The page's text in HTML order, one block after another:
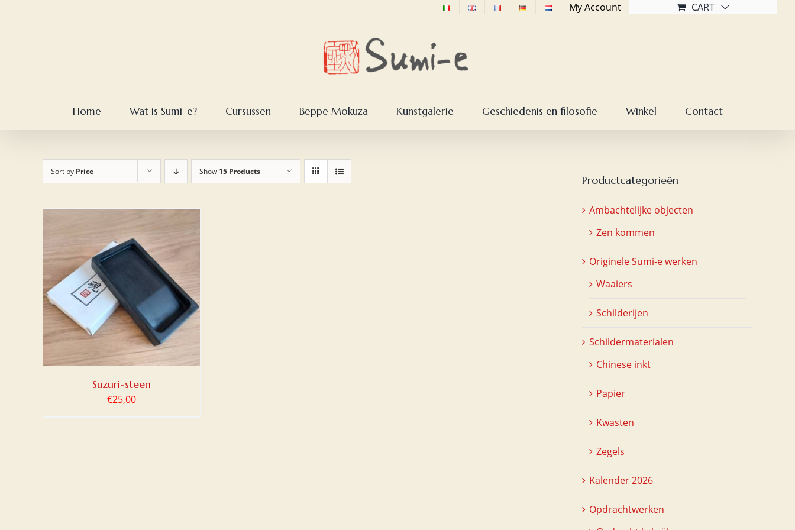
My Account CART
Home Wat is Sumi-e? Cursussen Beppe Mokuza Kunstgalerie Geschiedenis en filosofie Winkel Contact
Sort by Price Show 15 Products
Suzuri-steen
€25,00
Productcategorieën
Ambachtelijke objecten
Zen kommen
Originele Sumi-e werken
Waaiers
Schilderijen
Schildermaterialen
Chinese inkt
Papier
Kwasten
Zegels
Kalender 2026
Opdrachtwerken